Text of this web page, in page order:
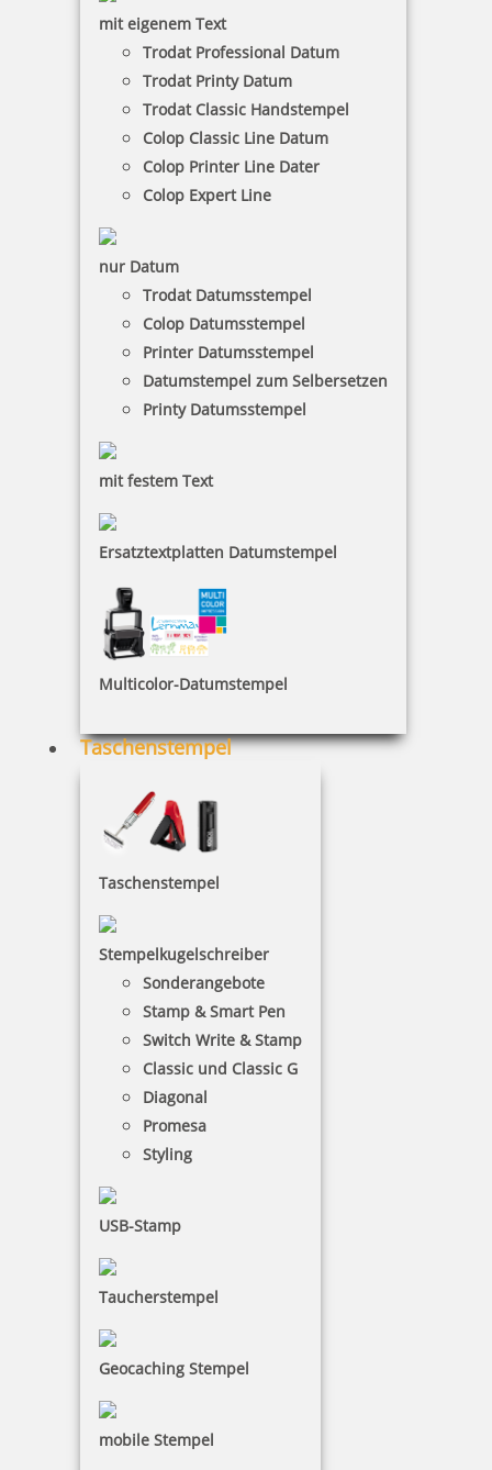
mit eigenem Text
Trodat Professional Datum
Trodat Printy Datum
Trodat Classic Handstempel
Colop Classic Line Datum
Colop Printer Line Dater
Colop Expert Line
nur Datum
Trodat Datumsstempel
Colop Datumsstempel
Printer Datumsstempel
Datumstempel zum Selbersetzen
Printy Datumsstempel
mit festem Text
Ersatztextplatten Datumstempel
Multicolor-Datumstempel
Taschenstempel
Taschenstempel
Stempelkugelschreiber
Sonderangebote
Stamp & Smart Pen
Switch Write & Stamp
Classic und Classic G
Diagonal
Promesa
Styling
USB-Stamp
Taucherstempel
Geocaching Stempel
mobile Stempel
Colop Marky Nachfüllset inklusive Kissen Textilband und
Etiketten
10,48 €
trodat LITTLE DOTs RECHENRALLY Plus Minus Rechenroller Set
Trodat Deine Dinge Stempel mit Textplatte
24,87 €